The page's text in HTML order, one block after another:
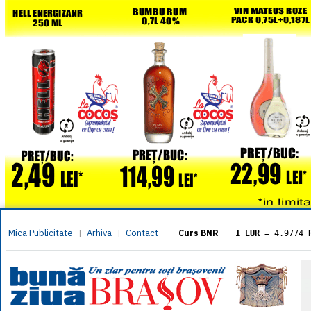
Mica Publicitate | Arhiva | Contact Curs BNR 1 EUR = 4.9774
= 5.8304
1 XAU= 464.4611
1 AED= 1.1933
1 AUD= 2.7957
1 BGN= 2.5449